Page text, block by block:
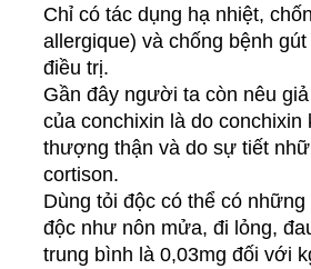
Chỉ có tác dụng hạ nhiệt,
allergique) và chống bệnh
điều trị.
Gần đây người ta còn nêu
của conchixin là do conchixin
thượng thận và do sự tiết
cortison.
Dùng tỏi độc có thể có
độc như nôn mửa, đi lỏng,
trung bình là 0,03mg đối với